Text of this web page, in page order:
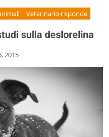
Veterinario risponde
sulla deslorelina
2015